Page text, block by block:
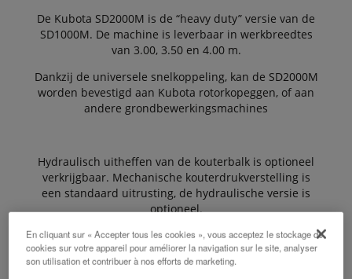
De Kubota SD2000M is de “heavy duty” versie van de
SD1000M. De machine is leverbaar in werkbreedtes
van 3.00, 3.50 en 4.00 m.
Dankzij de universele snelkoppeling, kan de SD2000M
worden bevestigd aan Kubota rotorkopeggen, of aan
andere grondbewerkingsmachines
Hydraulisch uitheffen van de kouterbalk is optioneel
verkrijgbaar. Mechanische kouterdrukverstelling is
een standaard uitrusting, de hydraulische versie is
optioneel.
De Voordelen:
En cliquant sur « Accepter tous les cookies », vous acceptez le stockage de
cookies sur votre appareil pour améliorer la navigation sur le site, analyser
son utilisation et contribuer à nos efforts de marketing.